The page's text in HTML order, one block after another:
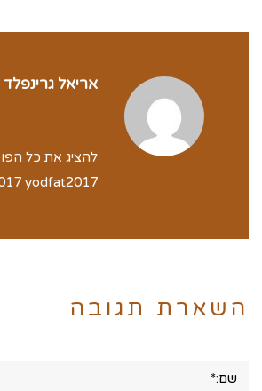
אריאל גרינפלד
להציג את כל
yodfat2017
השארת תגובה